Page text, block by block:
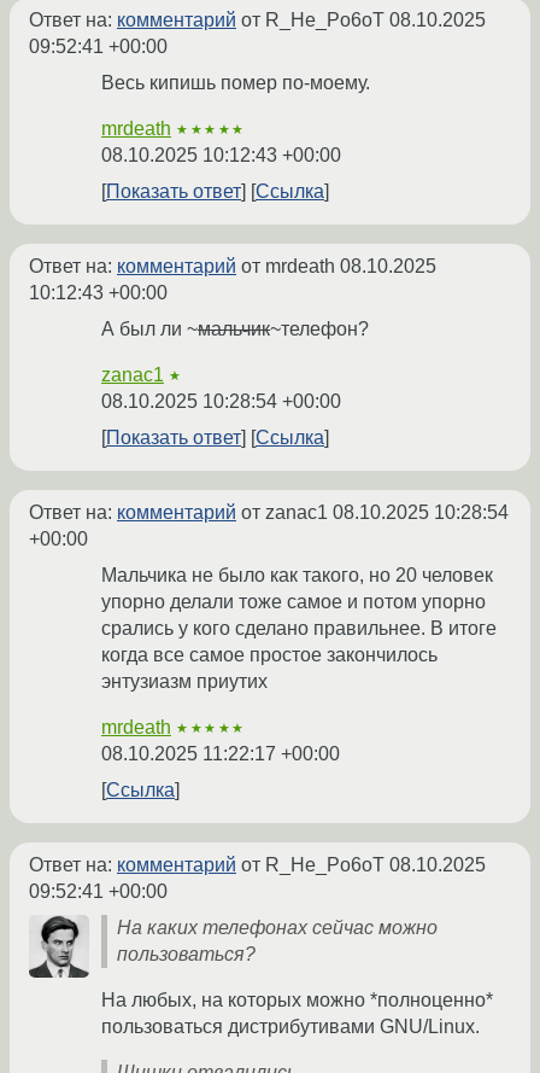
Ответ на: комментарий от R_He_Po6oT 08.10.2025
09:52:41 +00:00
Весь кипишь помер по-моему.
mrdeath ★★★★★
08.10.2025 10:12:43 +00:00
Показать ответ
Ссылка
Ответ на: комментарий от mrdeath 08.10.2025
10:12:43 +00:00
А был ли ~мальчик~телефон?
zanac1 ★
08.10.2025 10:28:54 +00:00
Показать ответ
Ссылка
Ответ на: комментарий от zanac1 08.10.2025 10:28:54
+00:00
Мальчика не было как такого, но 20 человек
упорно делали тоже самое и потом упорно
срались у кого сделано правильнее. В итоге
когда все самое простое закончилось
энтузиазм приутих
mrdeath ★★★★★
08.10.2025 11:22:17 +00:00
Ссылка
Ответ на: комментарий от R_He_Po6oT 08.10.2025
09:52:41 +00:00
На каких телефонах сейчас можно
пользоваться?
На любых, на которых можно *полноценно*
пользоваться дистрибутивами GNU/Linux.